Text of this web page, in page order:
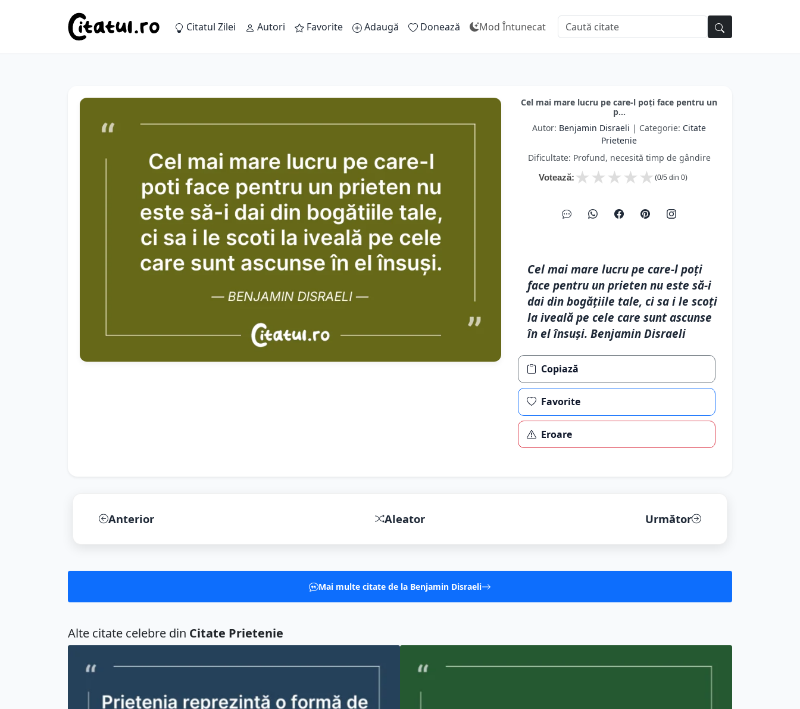
Citatul Zilei Autori Favorite Adaugă Donează Mod Întunecat
Cel mai mare lucru pe care-l poți face pentru un
p...
Autor: Benjamin Disraeli | Categorie: Citate
Prietenie
Dificultate: Profund, necesită timp de gândire
Votează: ★
★
★
★
★ (0/5 din 0)
Cel mai mare lucru pe care-l poți
face pentru un prieten nu este să-i
dai din bogățiile tale, ci sa i le scoți
la iveală pe cele care sunt ascunse
în el însuși. Benjamin Disraeli
Copiază
Favorite
Eroare
Anterior Aleator Următor
Mai multe citate de la Benjamin Disraeli
Alte citate celebre din Citate Prietenie